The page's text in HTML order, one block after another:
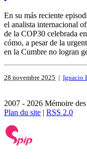
En su más reciente
el analista internacional
de la COP30 celebrada
cómo, a pesar de la
en la Cumbre no logran
28 novembre 2025 | Ignacio
2007 - 2026 Mémoire
Plan du site | RSS 2.0